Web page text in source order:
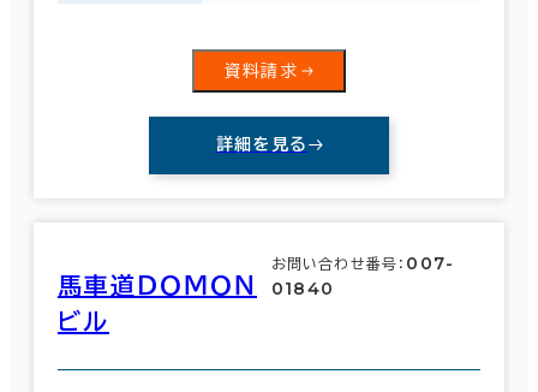
資料請求
詳細を見る
馬車道ＤＯＭＯＮ
ビル
お問い合わせ番号： 007-
01840